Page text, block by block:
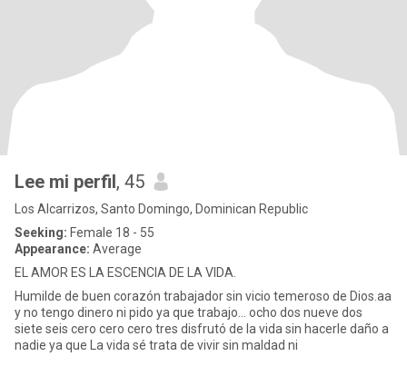
Lee mi perfil, 45
Los Alcarrizos, Santo Domingo, Dominican Republic
Seeking: Female 18 - 55
Appearance: Average
EL AMOR ES LA ESCENCIA DE LA VIDA.
Humilde de buen corazón trabajador sin vicio temeroso de Dios.aa
y no tengo dinero ni pido ya que trabajo... ocho dos nueve dos
siete seis cero cero cero tres disfrutó de la vida sin hacerle daño a
nadie ya que La vida sé trata de vivir sin maldad ni